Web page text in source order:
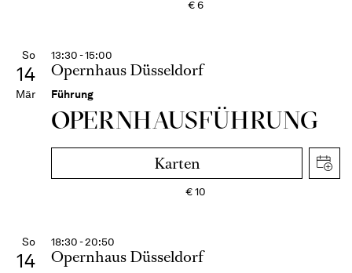
€6
So
14
Mär
13:30 - 15:00
Opernhaus Düsseldorf
Führung
OPERN­HAUS­FÜH­RUNG
Karten
€10
So
14
18:30 - 20:50
Opernhaus Düsseldorf